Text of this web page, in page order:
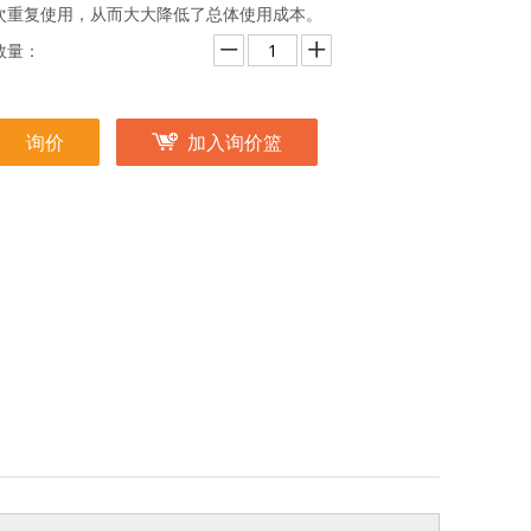
重复使用，从而大大降低了总体使用成本。
量：
询价 加入询价篮